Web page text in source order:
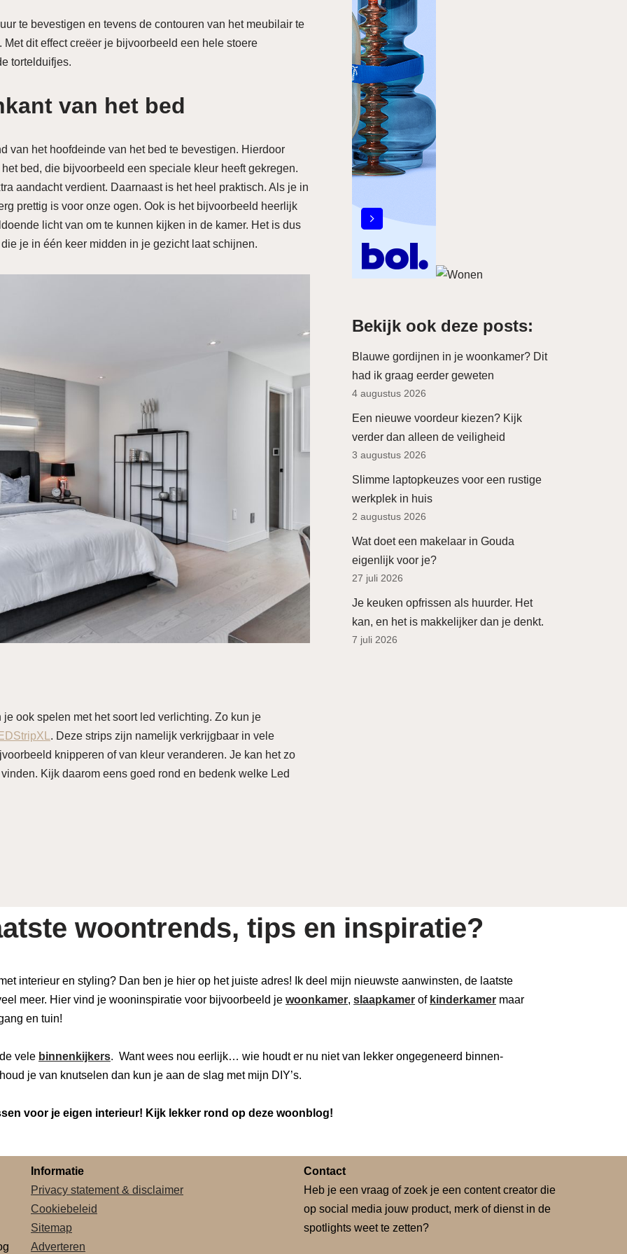
te bevestigen en tevens de contouren van het meubilair te
dit effect creëer je bijvoorbeeld een hele stoere
tortelduifjes.
van het bed
van het hoofdeinde van het bed te bevestigen. Hierdoor
bed, die bijvoorbeeld een speciale kleur heeft gekregen.
aandacht verdient. Daarnaast is het heel praktisch. Als je in
prettig is voor onze ogen. Ook is het bijvoorbeeld heerlijk
licht van om te kunnen kijken in de kamer. Het is dus
je in één keer midden in je gezicht laat schijnen.
ook spelen met het soort led verlichting. Zo kun je
. Deze strips zijn namelijk verkrijgbaar in vele
knipperen of van kleur veranderen. Je kan het zo
Kijk daarom eens goed rond en bedenk welke Led
Bekijk ook deze posts:
Blauwe gordijnen in je woonkamer? Dit
had ik graag eerder geweten
4 augustus 2026
Een nieuwe voordeur kiezen? Kijk
verder dan alleen de veiligheid
3 augustus 2026
Slimme laptopkeuzes voor een rustige
werkplek in huis
2 augustus 2026
Wat doet een makelaar in Gouda
eigenlijk voor je?
27 juli 2026
Je keuken opfrissen als huurder. Het
kan, en het is makkelijker dan je denkt.
7 juli 2026
woontrends, tips en inspiratie?
interieur en styling? Dan ben je hier op het juiste adres! Ik deel mijn nieuwste aanwinsten, de laatste
meer. Hier vind je wooninspiratie voor bijvoorbeeld je woonkamer, slaapkamer of kinderkamer maar
en tuin!
vele binnenkijkers. Want wees nou eerlijk… wie houdt er nu niet van lekker ongegeneerd binnen-
je van knutselen dan kun je aan de slag met mijn DIY’s.
voor je eigen interieur! Kijk lekker rond op deze woonblog!
Informatie
Privacy statement & disclaimer
Cookiebeleid
Sitemap
Adverteren
Contact
Heb je een vraag of zoek je een content creator die
op social media jouw product, merk of dienst in de
spotlights weet te zetten?